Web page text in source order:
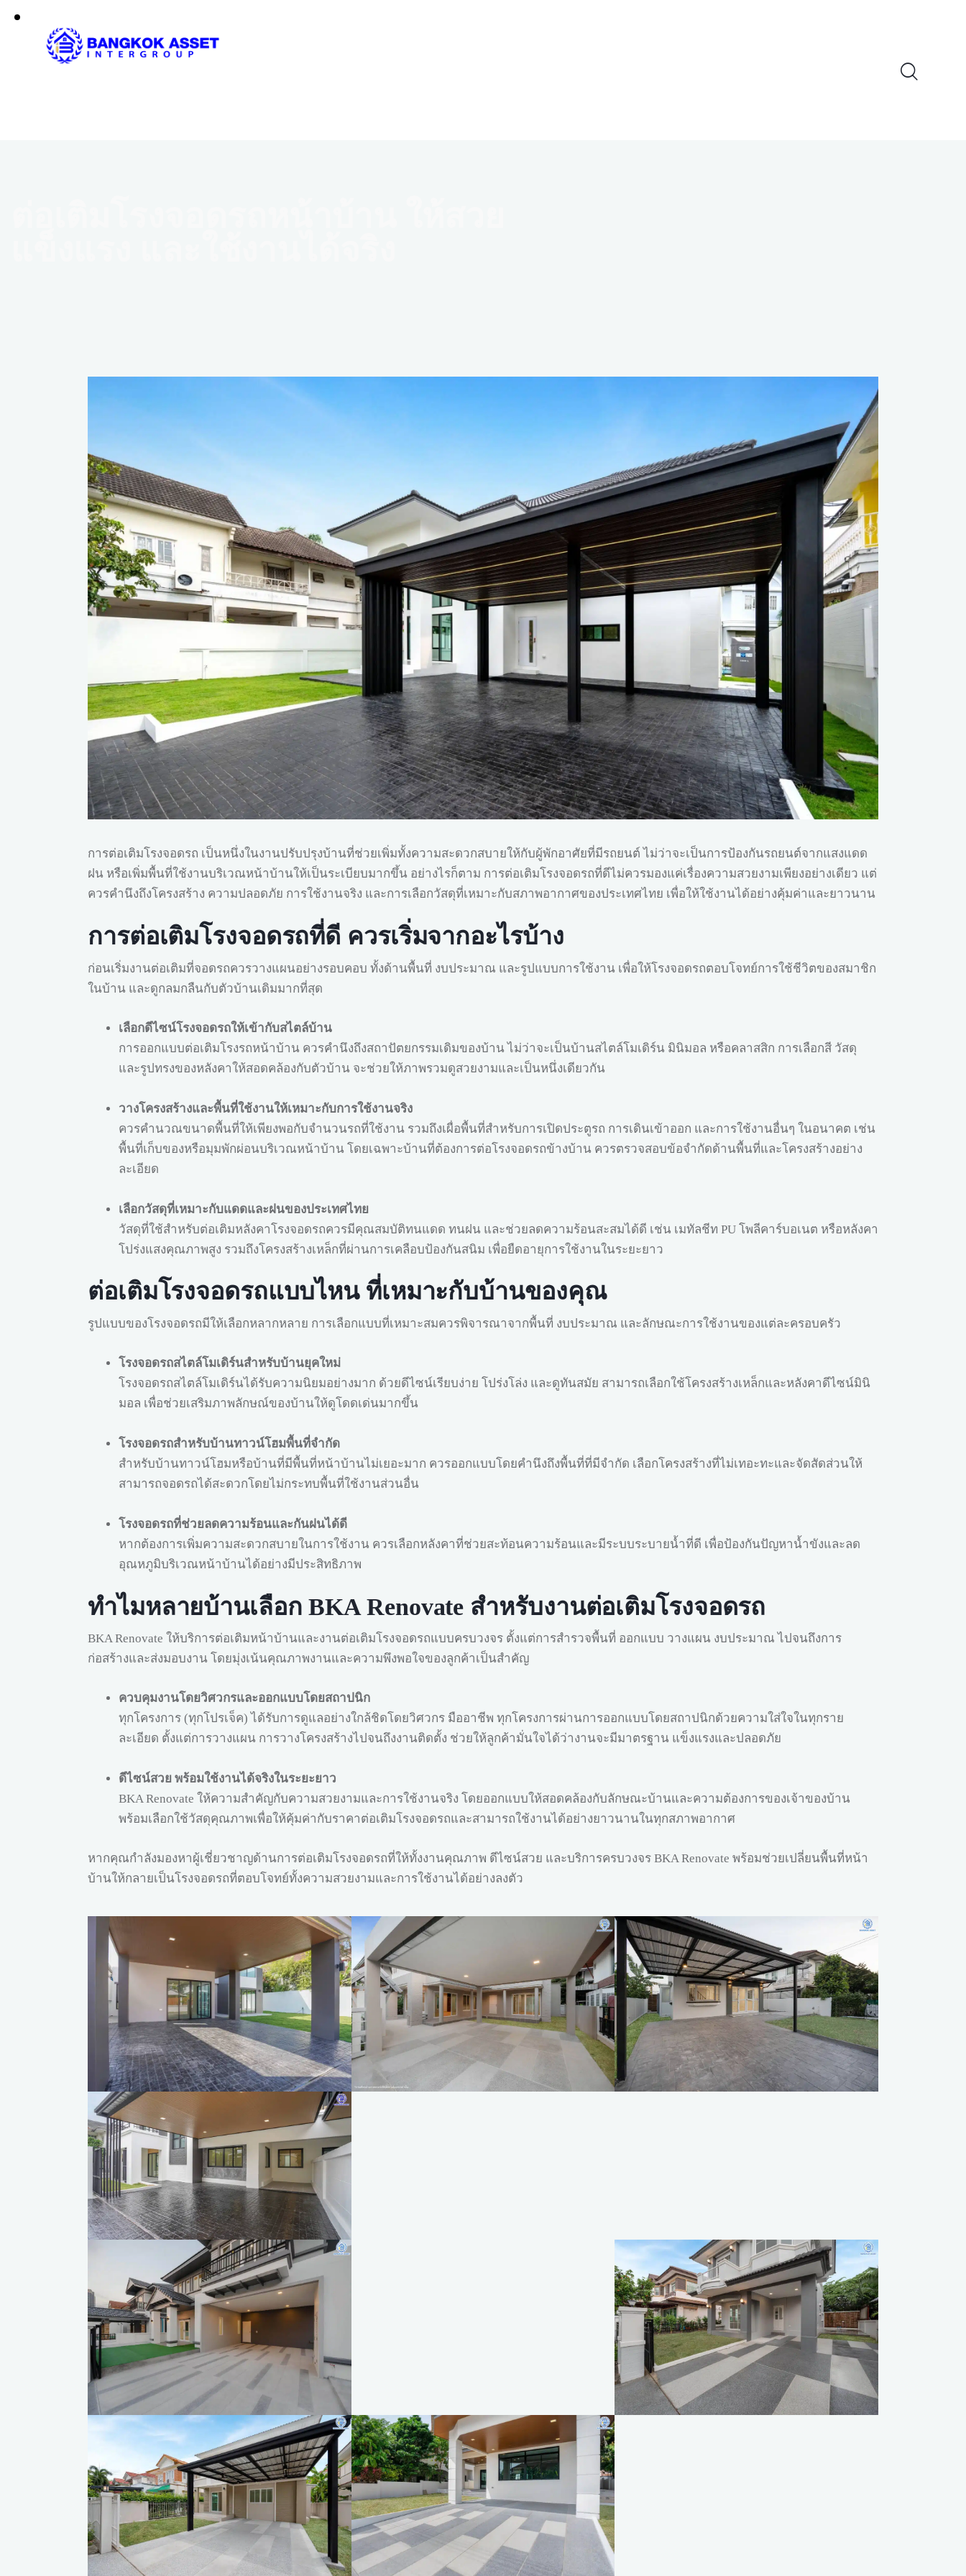
การต่อเติมโรงจอดรถ เป็นหนึ่งในงานปรับปรุงบ้านที่ช่วยเพิ่มทั้งความสะดวกสบายให้กับผู้พักอาศัยที่มีรถยนต์ ไม่ว่าจะเป็นการป้องกันรถยนต์จากแสงแดด
ฝน หรือเพิ่มพื้นที่ใช้งานบริเวณหน้าบ้านให้เป็นระเบียบมากขึ้น อย่างไรก็ตาม การต่อเติมโรงจอดรถที่ดีไม่ควรมองแค่เรื่องความสวยงามเพียงอย่างเดียว แต่
ควรคำนึงถึงโครงสร้าง ความปลอดภัย การใช้งานจริง และการเลือกวัสดุที่เหมาะกับสภาพอากาศของประเทศไทย เพื่อให้ใช้งานได้อย่างคุ้มค่าและยาวนาน
การต่อเติมโรงจอดรถที่ดี ควรเริ่มจากอะไรบ้าง
ก่อนเริ่มงานต่อเติมที่จอดรถควรวางแผนอย่างรอบคอบ ทั้งด้านพื้นที่ งบประมาณ และรูปแบบการใช้งาน เพื่อให้โรงจอดรถตอบโจทย์การใช้ชีวิตของสมาชิก
ในบ้าน และดูกลมกลืนกับตัวบ้านเดิมมากที่สุด
เลือกดีไซน์โรงจอดรถให้เข้ากับสไตล์บ้าน
การออกแบบต่อเติมโรงรถหน้าบ้าน ควรคำนึงถึงสถาปัตยกรรมเดิมของบ้าน ไม่ว่าจะเป็นบ้านสไตล์โมเดิร์น มินิมอล หรือคลาสสิก การเลือกสี วัสดุ
และรูปทรงของหลังคาให้สอดคล้องกับตัวบ้าน จะช่วยให้ภาพรวมดูสวยงามและเป็นหนึ่งเดียวกัน
วางโครงสร้างและพื้นที่ใช้งานให้เหมาะกับการใช้งานจริง
ควรคำนวณขนาดพื้นที่ให้เพียงพอกับจำนวนรถที่ใช้งาน รวมถึงเผื่อพื้นที่สำหรับการเปิดประตูรถ การเดินเข้าออก และการใช้งานอื่นๆ ในอนาคต เช่น
พื้นที่เก็บของหรือมุมพักผ่อนบริเวณหน้าบ้าน โดยเฉพาะบ้านที่ต้องการต่อโรงจอดรถข้างบ้าน ควรตรวจสอบข้อจำกัดด้านพื้นที่และโครงสร้างอย่าง
ละเอียด
เลือกวัสดุที่เหมาะกับแดดและฝนของประเทศไทย
วัสดุที่ใช้สำหรับต่อเติมหลังคาโรงจอดรถควรมีคุณสมบัติทนแดด ทนฝน และช่วยลดความร้อนสะสมได้ดี เช่น เมทัลชีท PU โพลีคาร์บอเนต หรือหลังคา
โปร่งแสงคุณภาพสูง รวมถึงโครงสร้างเหล็กที่ผ่านการเคลือบป้องกันสนิม เพื่อยืดอายุการใช้งานในระยะยาว
ต่อเติมโรงจอดรถแบบไหน ที่เหมาะกับบ้านของคุณ
รูปแบบของโรงจอดรถมีให้เลือกหลากหลาย การเลือกแบบที่เหมาะสมควรพิจารณาจากพื้นที่ งบประมาณ และลักษณะการใช้งานของแต่ละครอบครัว
โรงจอดรถสไตล์โมเดิร์นสำหรับบ้านยุคใหม่
โรงจอดรถสไตล์โมเดิร์นได้รับความนิยมอย่างมาก ด้วยดีไซน์เรียบง่าย โปร่งโล่ง และดูทันสมัย สามารถเลือกใช้โครงสร้างเหล็กและหลังคาดีไซน์มินิ
มอล เพื่อช่วยเสริมภาพลักษณ์ของบ้านให้ดูโดดเด่นมากขึ้น
โรงจอดรถสำหรับบ้านทาวน์โฮมพื้นที่จำกัด
สำหรับบ้านทาวน์โฮมหรือบ้านที่มีพื้นที่หน้าบ้านไม่เยอะมาก ควรออกแบบโดยคำนึงถึงพื้นที่ที่มีจำกัด เลือกโครงสร้างที่ไม่เทอะทะและจัดสัดส่วนให้
สามารถจอดรถได้สะดวกโดยไม่กระทบพื้นที่ใช้งานส่วนอื่น
โรงจอดรถที่ช่วยลดความร้อนและกันฝนได้ดี
หากต้องการเพิ่มความสะดวกสบายในการใช้งาน ควรเลือกหลังคาที่ช่วยสะท้อนความร้อนและมีระบบระบายน้ำที่ดี เพื่อป้องกันปัญหาน้ำขังและลด
อุณหภูมิบริเวณหน้าบ้านได้อย่างมีประสิทธิภาพ
ทำไมหลายบ้านเลือก BKA Renovate สำหรับงานต่อเติมโรงจอดรถ
BKA Renovate ให้บริการต่อเติมหน้าบ้านและงานต่อเติมโรงจอดรถแบบครบวงจร ตั้งแต่การสำรวจพื้นที่ ออกแบบ วางแผน งบประมาณ ไปจนถึงการ
ก่อสร้างและส่งมอบงาน โดยมุ่งเน้นคุณภาพงานและความพึงพอใจของลูกค้าเป็นสำคัญ
ควบคุมงานโดยวิศวกรและออกแบบโดยสถาปนิก
ทุกโครงการ (ทุกโปรเจ็ค) ได้รับการดูแลอย่างใกล้ชิดโดยวิศวกร มืออาชีพ ทุกโครงการผ่านการออกแบบโดยสถาปนิกด้วยความใส่ใจในทุกราย
ละเอียด ตั้งแต่การวางแผน การวางโครงสร้างไปจนถึงงานติดตั้ง ช่วยให้ลูกค้ามั่นใจได้ว่างานจะมีมาตรฐาน แข็งแรงและปลอดภัย
ดีไซน์สวย พร้อมใช้งานได้จริงในระยะยาว
BKA Renovate ให้ความสำคัญกับความสวยงามและการใช้งานจริง โดยออกแบบให้สอดคล้องกับลักษณะบ้านและความต้องการของเจ้าของบ้าน
พร้อมเลือกใช้วัสดุคุณภาพเพื่อให้คุ้มค่ากับราคาต่อเติมโรงจอดรถและสามารถใช้งานได้อย่างยาวนานในทุกสภาพอากาศ
หากคุณกำลังมองหาผู้เชี่ยวชาญด้านการต่อเติมโรงจอดรถที่ให้ทั้งงานคุณภาพ ดีไซน์สวย และบริการครบวงจร BKA Renovate พร้อมช่วยเปลี่ยนพื้นที่หน้า
บ้านให้กลายเป็นโรงจอดรถที่ตอบโจทย์ทั้งความสวยงามและการใช้งานได้อย่างลงตัว